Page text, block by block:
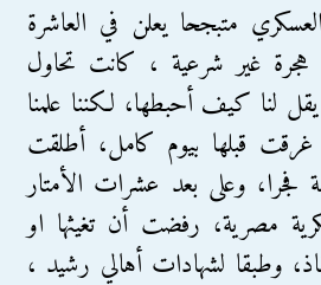
متبجحا يعلن في العاشرة
هجرة غير شرعية ، كانت تحاول
لنا كيف أحبطها، لكننا علمنا
قبلها بيوم كامل، أطلقت
فجرا، وعلى بعد عشرات الأمتار
مصرية، رفضت أن تغيثها او
وطبقا لشهادات أهالي رشيد ،